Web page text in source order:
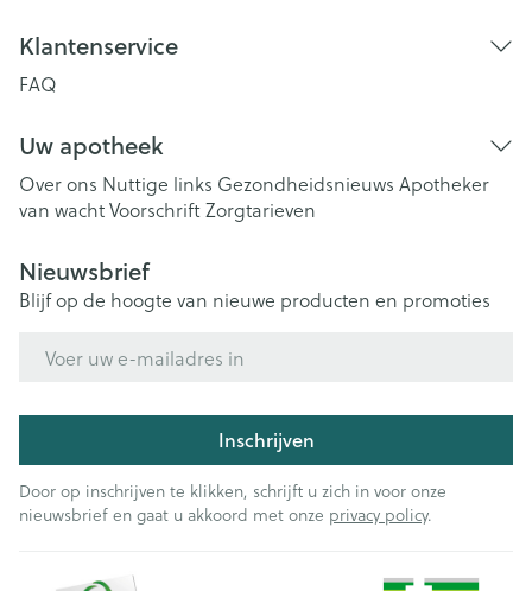
Klantenservice
FAQ
Uw apotheek
Over ons Nuttige links Gezondheidsnieuws Apotheker
van wachtVoorschriftZorgtarieven
Nieuwsbrief
Blijf op de hoogte van nieuwe producten en promoties
Inschrijven
Door op inschrijven te klikken, schrijft u zich in voor onze
nieuwsbrief en gaat u akkoord met onze privacy policy.